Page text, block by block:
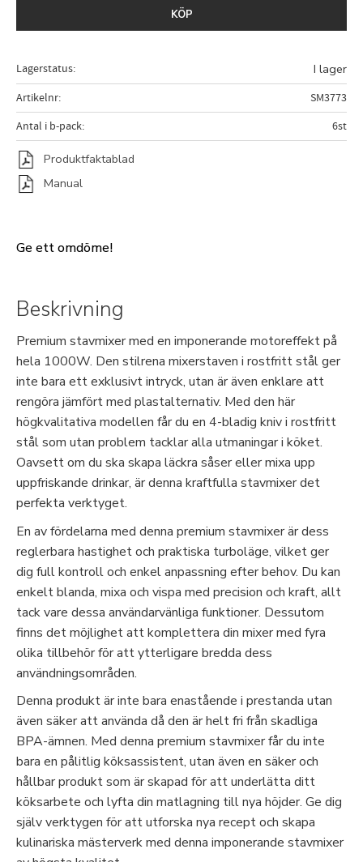
KÖP
Lagerstatus I lager
Artikelnr
SM3773
Antal i b-pack
6st
Produktfaktablad
Manual
Ge ett omdöme!
Beskrivning
Premium stavmixer med en imponerande motoreffekt på
hela 1000W. Den stilrena mixerstaven i rostfritt stål ger
inte bara ett exklusivt intryck, utan är även enklare att
rengöra jämfört med plastalternativ. Med den här
högkvalitativa modellen får du en 4-bladig kniv i rostfritt
stål som utan problem tacklar alla utmaningar i köket.
Oavsett om du ska skapa läckra såser eller mixa upp
uppfriskande drinkar, är denna kraftfulla stavmixer det
perfekta verktyget.
En av fördelarna med denna premium stavmixer är dess
reglerbara hastighet och praktiska turboläge, vilket ger
dig full kontroll och enkel anpassning efter behov. Du kan
enkelt blanda, mixa och vispa med precision och kraft, allt
tack vare dessa användarvänliga funktioner. Dessutom
finns det möjlighet att komplettera din mixer med fyra
olika tillbehör för att ytterligare bredda dess
användningsområden.
Denna produkt är inte bara enastående i prestanda utan
även säker att använda då den är helt fri från skadliga
BPA-ämnen. Med denna premium stavmixer får du inte
bara en pålitlig köksassistent, utan även en säker och
hållbar produkt som är skapad för att underlätta ditt
köksarbete och lyfta din matlagning till nya höjder. Ge dig
själv verktygen för att utforska nya recept och skapa
kulinariska mästerverk med denna imponerande stavmixer